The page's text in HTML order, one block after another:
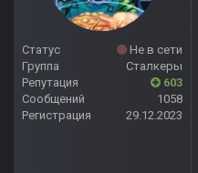
Статус
Не в сети
Группа
Сталкеры
Репутация
603
Сообщений
1058
Регистрация
29.12.2023